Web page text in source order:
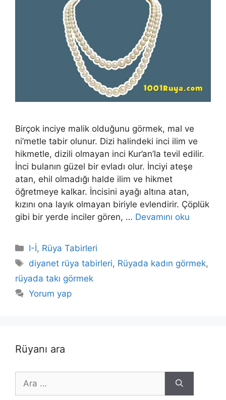
Birçok inciye malik olduğunu görmek, mal ve
ni’metle tabir olunur. Dizi halindeki inci ilim ve
hikmetle, dizili olmayan inci Kur’an’la tevil edilir.
İnci bulanın güzel bir evladı olur. İnciyi ateşe
atan, ehil olmadığı halde ilim ve hikmet
öğretmeye kalkar. İncisini ayağı altına atan,
kızını ona layık olmayan biriyle evlendirir. Çöplük
gibi bir yerde inciler gören, … Devamını oku
Kategoriler
I-İ, Rüya Tabirleri
Etiketler
diyanet rüya tabirleri, Rüyada kadın görmek,
rüyada takı görmek
Yorum yap
Rüyanı ara
ara